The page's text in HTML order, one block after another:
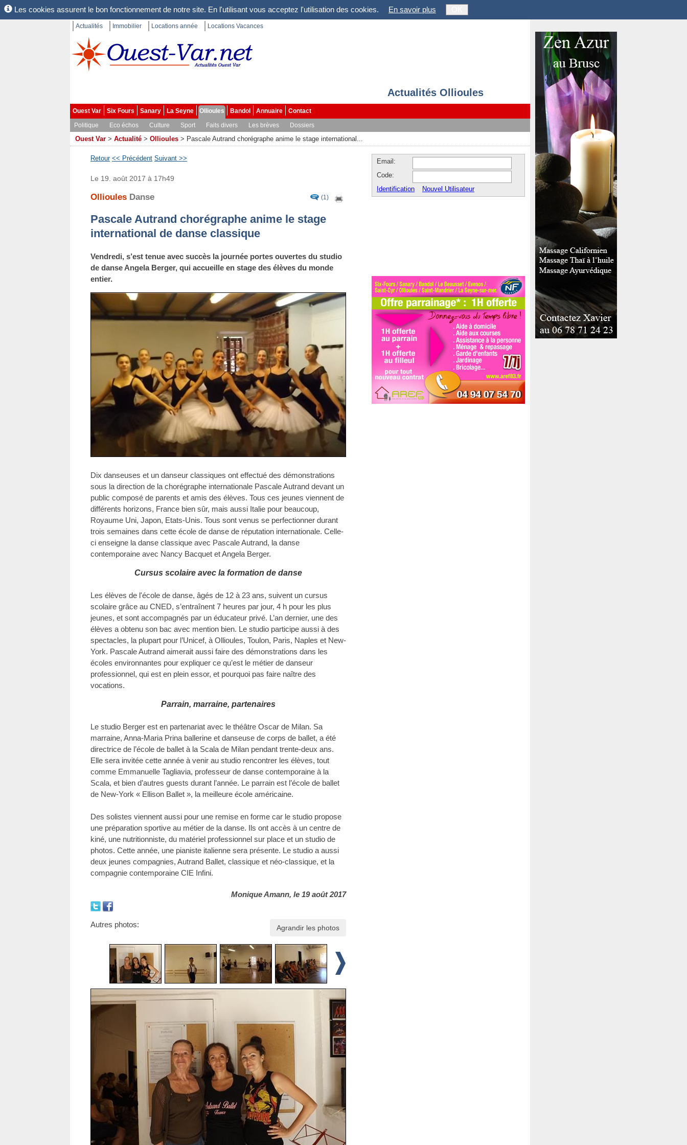
Les cookies assurent le bon fonctionnement de notre site. En l'utilisant vous acceptez l'utilisation des cookies. En savoir plus
Actualités Immobilier Locations année Locations Vacances
Actualités Ollioules
Ouest Var Six Fours Sanary La Seyne Ollioules Bandol Annuaire
Contact
Politique
Eco échos Culture Sport Faits divers Les brèves Dossiers
Ouest Var > Actualité > Ollioules > Pascale Autrand chorégraphe anime le stage international...
Retour << Précédent Suivant >>
(1)
Le 19. août 2017 à 17h49
Ollioules Danse
Pascale Autrand chorégraphe anime le stage
international de danse classique
Vendredi, s’est tenue avec succès la journée portes ouvertes du studio
de danse Angela Berger, qui accueille en stage des élèves du monde
entier.
Dix danseuses et un danseur classiques ont effectué des démonstrations
sous la direction de la chorégraphe internationale Pascale Autrand devant un
public composé de parents et amis des élèves. Tous ces jeunes viennent de
différents horizons, France bien sûr, mais aussi Italie pour beaucoup,
Royaume Uni, Japon, Etats-Unis. Tous sont venus se perfectionner durant
trois semaines dans cette école de danse de réputation internationale. Celle-
ci enseigne la danse classique avec Pascale Autrand, la danse
contemporaine avec Nancy Bacquet et Angela Berger.
Cursus scolaire avec la formation de danse
Les élèves de l'école de danse, âgés de 12 à 23 ans, suivent un cursus
scolaire grâce au CNED, s’entraînent 7 heures par jour, 4 h pour les plus
jeunes, et sont accompagnés par un éducateur privé. L’an dernier, une des
élèves a obtenu son bac avec mention bien. Le studio participe aussi à des
spectacles, la plupart pour l’Unicef, à Ollioules, Toulon, Paris, Naples et New-
York. Pascale Autrand aimerait aussi faire des démonstrations dans les
écoles environnantes pour expliquer ce qu’est le métier de danseur
professionnel, qui est en plein essor, et pourquoi pas faire naître des
vocations.
Parrain, marraine, partenaires
Le studio Berger est en partenariat avec le théâtre Oscar de Milan. Sa
marraine, Anna-Maria Prina ballerine et danseuse de corps de ballet, a été
directrice de l’école de ballet à la Scala de Milan pendant trente-deux ans.
Elle sera invitée cette année à venir au studio rencontrer les élèves, tout
comme Emmanuelle Tagliavia, professeur de danse contemporaine à la
Scala, et bien d’autres guests durant l’année. Le parrain est l’école de ballet
de New-York « Ellison Ballet », la meilleure école américaine.
Des solistes viennent aussi pour une remise en forme car le studio propose
une préparation sportive au métier de la danse. Ils ont accès à un centre de
kiné, une nutritionniste, du matériel professionnel sur place et un studio de
photos. Cette année, une pianiste italienne sera présente. Le studio a aussi
deux jeunes compagnies, Autrand Ballet, classique et néo-classique, et la
compagnie contemporaine CIE Infini.
Monique Amann, le 19 août 2017
Agrandir les photos
Autres photos:
Email:
Code:
Identification
Nouvel Utilisateur